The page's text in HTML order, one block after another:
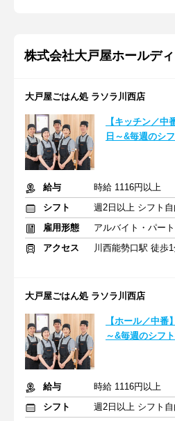
株式会社大戸屋ホールデ
大戸屋ごはん処 ラソラ川西店
【キッチン／中
日～&毎週のシ
給与
時給 1116円以上
シフト
週2日以上 シフト
雇用形態
アルバイト・パート
アクセス
川西能勢口駅 徒歩
大戸屋ごはん処 ラソラ川西店
【ホール／中番
～&毎週のシフ
給与
時給 1116円以上
シフト
週2日以上 シフト